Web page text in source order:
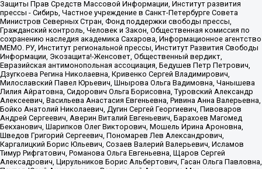
Защиты Прав Средств Массовой Информации, Институт развития
прессы - Сибирь, Частное учреждение в Санкт-Петербурге Совета
Министров Северных Стран, Фонд поддержки свободы прессы,
Гражданский контроль, Человек и Закон, Общественная комиссия по
сохранению наследия академика Сахарова, Информационное агентство
МЕМО. РУ, Институт региональной прессы, Институт Развития Свободы
Информации, Экозащита!-Женсовет, Общественный вердикт,
Евразийская антимонопольная ассоциация, Бедушев Петр Петрович,
Дзугкоева Регина Николаевна, Кривенко Сергей Владимирович,
Милославский Павел Юрьевич, Шнырова Ольга Вадимовна, Чанышева
Лилия Айратовна, Сидорович Ольга Борисовна, Туровский Александр
Алексеевич, Васильева Анастасия Евгеньевна, Ривина Анна Валерьевна,
Бойко Анатолий Николаевич, Дугин Сергей Георгиевич, Пивоваров
Андрей Сергеевич, Аверин Виталий Евгеньевич, Барахоев Магомед
Бекханович, Шарипков Олег Викторович, Мошель Ирина Ароновна,
Шведов Григорий Сергеевич, Пономарев Лев Александрович,
Каргалицкий Борис Юльевич, Созаев Валерий Валерьевич, Исламов
Тимур Рифгатович, Романова Ольга Евгеньевна, Щаров Сергей
Алексадрович, Цирульников Борис Альбертович, Гасан Ольга Павловна,